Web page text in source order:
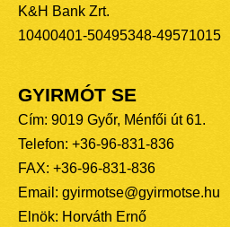
K&H Bank Zrt.
10400401-50495348-49571015
GYIRMÓT SE
Cím: 9019 Győr, Ménfői út 61.
Telefon: +36-96-831-836
FAX: +36-96-831-836
Email: gyirmotse@gyirmotse.hu
Elnök: Horváth Ernő